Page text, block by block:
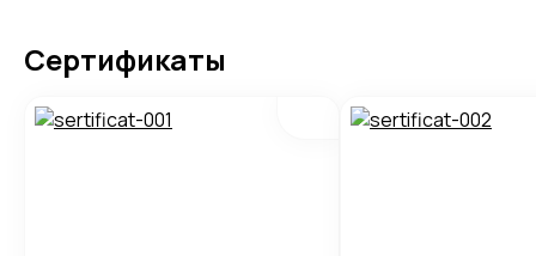
Сертификаты